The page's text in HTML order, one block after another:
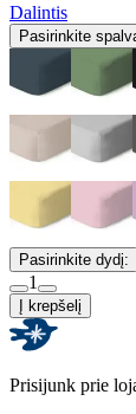
Dalintis
Pasirinkite
Pasirinkite dydį:
1
Į krepšelį
Prisijunk prie